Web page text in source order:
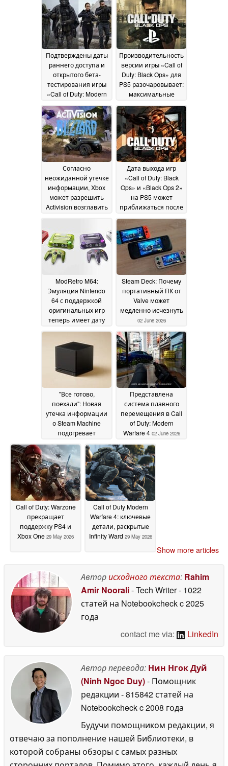
Подтверждены даты
раннего доступа и
открытого бета-
тестирования игры
«Call of Duty: Modern
21 July 2026
Производительность
версии игры «Call of
Duty: Black Ops» для
PS5 разочаровывает:
максимальные
ограничиваются
разрешением 1080p
и частотой
обновления 60 Гц11
July 2026
Согласно
неожиданной утечке
информации, Xbox
может разрешить
Activision возглавить
July 2026
Дата выхода игр
«Call of Duty: Black
Ops» и «Black Ops 2»
на PS5 может
приближаться после
обновления
2026
ModRetro M64:
Эмуляция Nintendo
64 с поддержкой
оригинальных игр
теперь имеет дату
05 June 2026
Steam Deck: Почему
портативный ПК от
Valve может
медленно исчезнуть
02 June 2026
"Все готово,
поехали": Новая
утечка информации
о Steam Machine
подогревает
02
June 2026
Представлена
система плавного
перемещения в Call
of Duty: Modern
Warfare 4 02 June 2026
Call of Duty: Warzone
прекращает
поддержку PS4 и
Xbox One 29 May 2026
Call of Duty Modern
Warfare 4: ключевые
детали, раскрытые
Infinity Ward 29 May 2026
Show more articles
Авторисходного текста: Rahim
Amir Noorali- Tech Writer- 1022
статей на Notebookcheckc 2025
года
contact me via:
LinkedIn
Автор перевода: Нин Нгок Дуй
(Ninh Ngoc Duy)- Помощник
редакции - 815842 статей на
Notebookcheckc 2008 года
Будучи помощником редакции, я
отвечаю за пополнение нашей Библиотеки, в
которой собраны обзоры с самых разных